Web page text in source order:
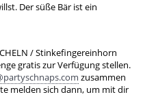
Der süße Bär ist ein
/ Stinkefingereinhorn
gratis zur Verfügung stellen.
zusammen
melden sich dann, um mit dir